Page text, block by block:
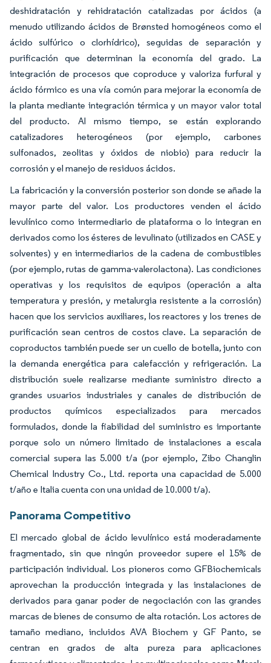
deshidratación y rehidratación catalizadas por ácidos (a
menudo utilizando ácidos de Brønsted homogéneos como el
ácido sulfúrico o clorhídrico), seguidas de separación y
purificación que determinan la economía del grado. La
integración de procesos que coproduce y valoriza furfural y
ácido fórmico es una vía común para mejorar la economía de
la planta mediante integración térmica y un mayor valor total
del producto. Al mismo tiempo, se están explorando
catalizadores heterogéneos (por ejemplo, carbones
sulfonados, zeolitas y óxidos de niobio) para reducir la
corrosión y el manejo de residuos ácidos.
La fabricación y la conversión posterior son donde se añade la
mayor parte del valor. Los productores venden el ácido
levulínico como intermediario de plataforma o lo integran en
derivados como los ésteres de levulinato (utilizados en CASE y
solventes) y en intermediarios de la cadena de combustibles
(por ejemplo, rutas de gamma-valerolactona). Las condiciones
operativas y los requisitos de equipos (operación a alta
temperatura y presión, y metalurgia resistente a la corrosión)
hacen que los servicios auxiliares, los reactores y los trenes de
purificación sean centros de costos clave. La separación de
coproductos también puede ser un cuello de botella, junto con
la demanda energética para calefacción y refrigeración. La
distribución suele realizarse mediante suministro directo a
grandes usuarios industriales y canales de distribución de
productos químicos especializados para mercados
formulados, donde la fiabilidad del suministro es importante
porque solo un número limitado de instalaciones a escala
comercial supera las 5.000 t/a (por ejemplo, Zibo Changlin
Chemical Industry Co., Ltd. reporta una capacidad de 5.000
t/año e Italia cuenta con una unidad de 10.000 t/a).
Panorama Competitivo
El mercado global de ácido levulínico está moderadamente
fragmentado, sin que ningún proveedor supere el 15% de
participación individual. Los pioneros como GFBiochemicals
aprovechan la producción integrada y las instalaciones de
derivados para ganar poder de negociación con las grandes
marcas de bienes de consumo de alta rotación. Los actores de
tamaño mediano, incluidos AVA Biochem y GF Panto, se
centran en grados de alta pureza para aplicaciones